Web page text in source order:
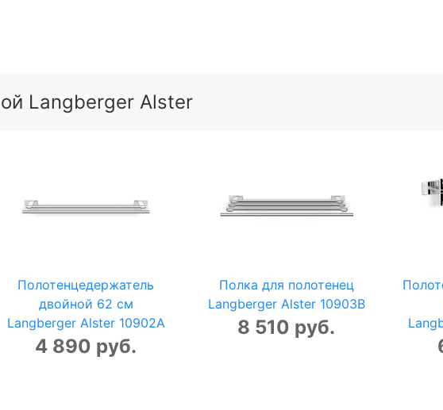
Langberger Alster
Полотенцедержатель
двойной 62 см
Langberger Alster 10902A
4 890 руб.
Полка для полотенец
Langberger Alster 10903B
8 510 руб.